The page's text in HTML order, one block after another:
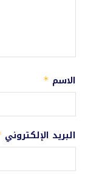
الاسم *
البريد الإلكتروني